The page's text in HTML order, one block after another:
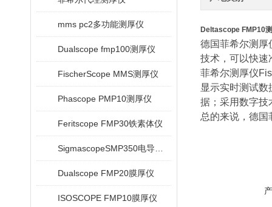
mms pc2多功能测厚仪
Dualscope fmp100测厚仪
FischerScope MMS测厚仪
Phascope PMP10测厚仪
Feritscope FMP30铁素体仪
Dualscope FMP20膜厚仪
ISOSCOPE FMP10膜厚仪
Deltascope FMP10
德国菲希尔测厚
技术，可以快速
菲希尔测厚仪
显示实时测试
据；采用数字技
总的来说，德